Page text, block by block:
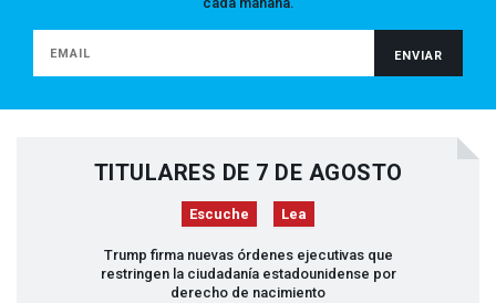
TITULARES DE 7 DE AGOSTO
Escuche Lea
Trump firma nuevas órdenes ejecutivas que
restringen la ciudadanía estadounidense por
derecho de nacimiento